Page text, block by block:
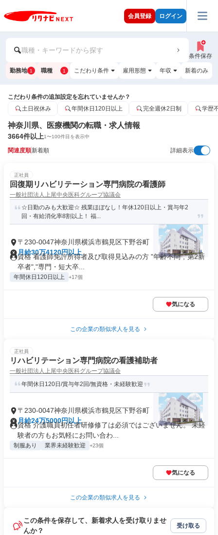
会員登録 ログイン
職種・キーワードから探す
条件保存
勤務地 1 職種 1 こだわり条件 雇用形態 年収 新着のみ
こだわり条件の追加設定を忘れていませんか？
土日祝休み
年間休日120日以上 完全週休2日制 学歴
神奈川県、医療機関の転職・求人情報
3664件以上1〜100件目を表示中
関連度順新着順 詳細表示
正社員
回復期リハビリテーション専門病院の看護師
一般社団法人上尾中央医科グループ協議会
☆日勤のみも大歓迎☆ 残業ほぼなし！年休120日以上・賞与年2
回・有給消化率8割以上！ 福...
〒230-0047神奈川県横浜市鶴見区下野谷町
月給30万4120円以上
資格 看護師免許所得者及び取得見込みの方 "年齢不問","第2新
卒者","専門・短大卒...
年間休日120日以上 +17個
気になる
この企業の類似求人を見る
正社員
リハビリテーション専門病院の看護補助者
一般社団法人上尾中央医科グループ協議会
年間休日120日/賞与年2回/無資格・未経験歓迎
〒230-0047神奈川県横浜市鶴見区下野谷町
月給24万5000円以上
資格 介護職員初任者研修修了は必須ではございません。 未経
験者の方もお気軽にお問い合わ...
制服あり 業界未経験歓迎 +23個
気になる
この企業の類似求人を見る
この条件を保存して、新着求人を受け取りませ
んか？
受け取る